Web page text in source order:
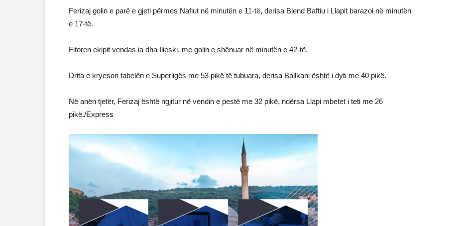
Ferizaj golin e parë e gjeti përmes Nafiut në minutën e 11-të, derisa Blend Baftiu i Llapit barazoi në minutën
e 17-të.
Fitoren ekipit vendas ia dha Ilieski, me golin e shënuar në minutën e 42-të.
Drita e kryeson tabelën e Superligës me 53 pikë të tubuara, derisa Ballkani është i dyti me 40 pikë.
Në anën tjetër, Ferizaj është ngjitur në vendin e pestë me 32 pikë, ndërsa Llapi mbetet i teti me 26
pikë./Express